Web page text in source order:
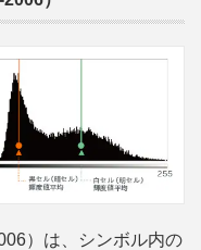
）は、シンボル内の